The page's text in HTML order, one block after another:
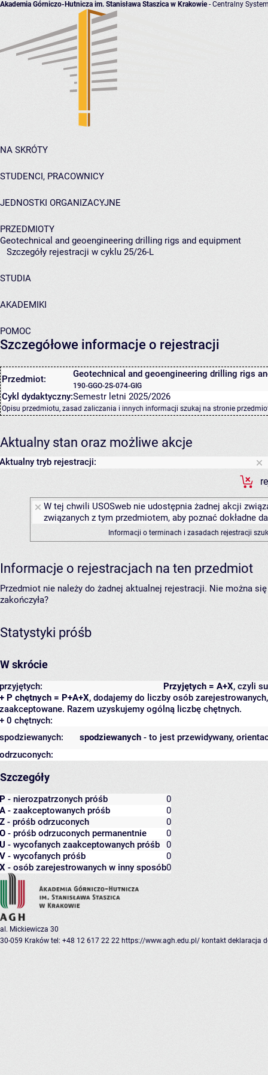
Akademia Górniczo-Hutnicza im. Stanisława Staszica w Krakowie- Centralny
NA SKRÓTY
STUDENCI, PRACOWNICY
JEDNOSTKI ORGANIZACYJNE
PRZEDMIOTY
Geotechnical and geoengineering drilling rigs and equipment
Szczegóły rejestracji w cyklu 25/26-L
STUDIA
AKADEMIKI
POMOC
Szczegółowe informacje o rejestracji
Przedmiot: Geotechnical and geoengineering drilling rigs
190-GGO-2S-074-GIG
Cykl dydaktyczny:Semestr letni 2025/2026
Opisu przedmiotu, zasad zaliczania i innych informacji szukaj na stronie
Aktualny stan oraz możliwe akcje
Aktualny tryb rejestracji:
W tej chwili USOSweb nie udostępnia żadnej akcji
związanych z tym przedmiotem, aby poznać dokładne
Informacji o terminach i zasadach rejestracji
Informacje o rejestracjach na ten przedmiot
Przedmiot nie należy do żadnej aktualnej rejestracji. Nie można
zakończyła?
Statystyki próśb
W skrócie
Przyjętych = A+X, czyli
przyjętych:
+ P chętnych = P+A+X, dodajemy do liczby osób
zaakceptowane. Razem uzyskujemy ogólną liczbę chętnych.
+ 0 chętnych:
spodziewanych - to jest przewidywany,
spodziewanych:
odrzuconych:
Szczegóły
P - nierozpatrzonych próśb
0
A - zaakceptowanych próśb
0
Z - próśb odrzuconych
0
O - próśb odrzuconych permanentnie
0
U - wycofanych zaakceptowanych próśb
0
V - wycofanych próśb
0
X - osób zarejestrowanych w inny sposób0
al. Mickiewicza 30
30-059 Kraków tel: +48 12 617 22 22 https://www.agh.edu.pl/ kontakt deklaracja